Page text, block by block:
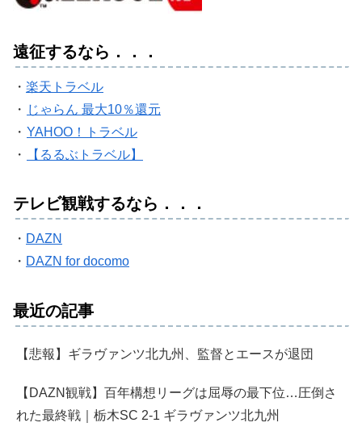
遠征するなら．．．
・ 楽天トラベル
・ じゃらん 最大10％還元
・ YAHOO！トラベル
・
【るるぶトラベル】
テレビ観戦するなら．．．
・ DAZN
・ DAZN for docomo
最近の記事
【悲報】ギラヴァンツ北九州、監督とエースが退団
【DAZN観戦】百年構想リーグは屈辱の最下位…圧倒さ
れた最終戦｜栃木SC 2-1 ギラヴァンツ北九州